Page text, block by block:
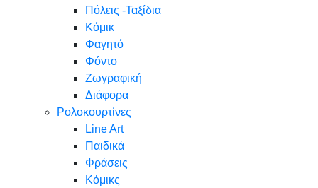
Πόλεις -Ταξίδια
Κόμικ
Φαγητό
Φόντο
Ζωγραφική
Διάφορα
Ρολοκουρτίνες
Line Art
Παιδικά
Φράσεις
Κόμικς